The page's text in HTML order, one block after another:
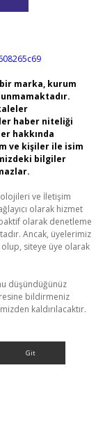
marka, kurum
haber niteliği
hakkında
ve kişiler ile isim
bilgiler
ve İletişim
olarak hizmet
olarak denetleme
Ancak, üyelerimiz
olup, siteye üye olarak
düşündüğünüz
bildirmeniz
kaldırılacaktır.